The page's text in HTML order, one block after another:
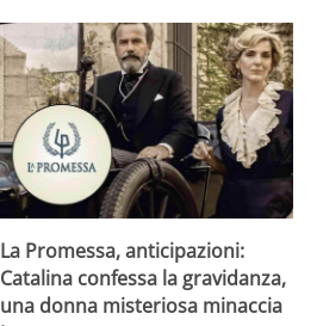
La Promessa, anticipazioni:
Catalina confessa la gravidanza,
una donna misteriosa minaccia